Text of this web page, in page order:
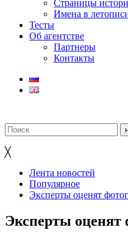
Страницы
Имена в
Тесты
Об агентстве
Партнеры
Контакты
╳
Лента новостей
Популярное
Эксперты оценят
Эксперты оценят